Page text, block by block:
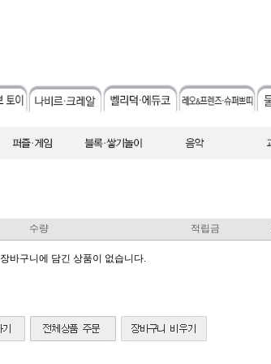
수량 적립금
장바구니에 담긴 상품이 없습니다.